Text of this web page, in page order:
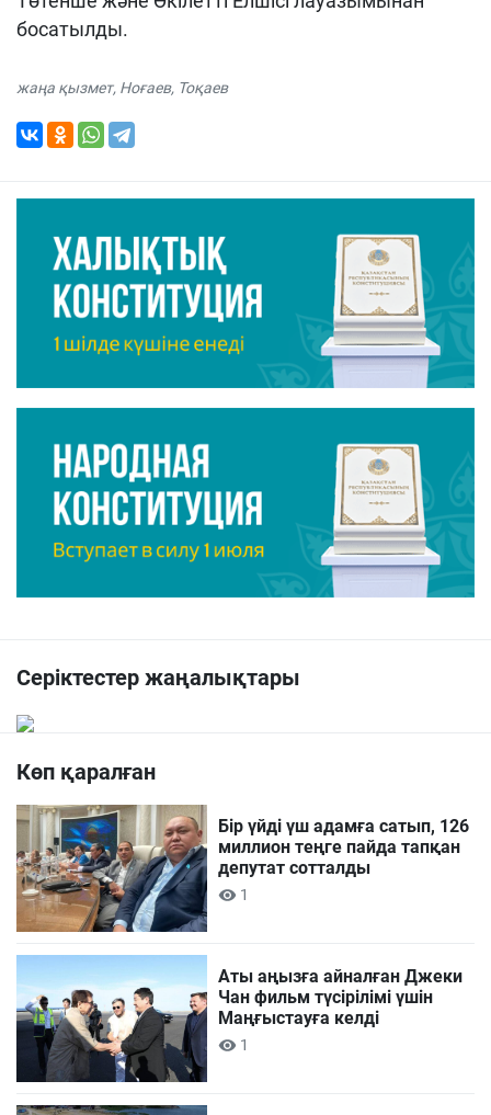
босатылды.
жаңа қызмет, Ноғаев, Тоқаев
Серіктестер жаңалықтары
Көп қаралған
Бір үйді үш адамға сатып, 126
миллион теңге пайда тапқан
депутат сотталды
1
Аты аңызға айналған Джеки
Чан фильм түсірілімі үшін
Маңғыстауға келді
1